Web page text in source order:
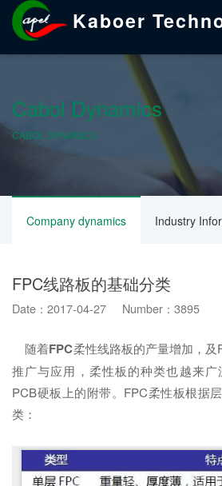
Kaboer
Cabol Dynamics
CABOL DYNAMICS
Company dynamics Industry
FPC线路板的基础分类
Date：2017-04-27 Number：3895
随着FPC柔性线路板的产量增加，
推广与应用，柔性板的种类也越来
PCB硬板上的附带。FPC柔性板根据
类：